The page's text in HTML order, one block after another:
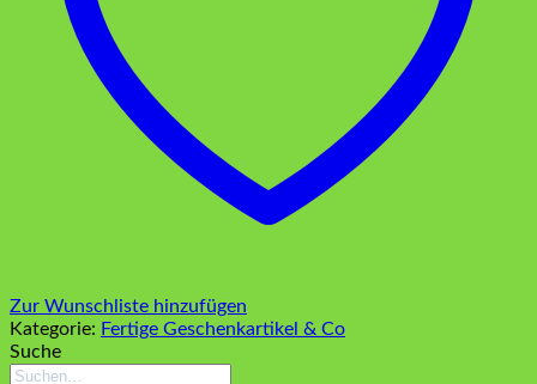
Zur Wunschliste hinzufügen
Kategorie: Fertige Geschenkartikel & Co
Suche
Suchen